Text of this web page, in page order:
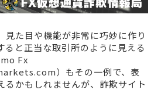
見た目や機能が非常に巧妙に作り
ると正当な取引所のように見える
Fx
）もその一例で、表
るかもしれませんが、詐欺サイト